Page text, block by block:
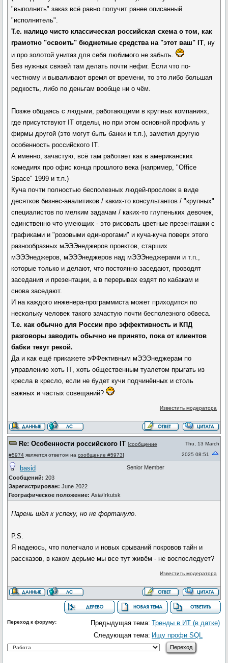
"выполнить" заказ всё равно получит ранее описанный
"исполнитель".
Т.е. налицо чисто классическая российская схема о том, как
грамотно "освоить" бюджетные средства на "этот ваш" IT, ну
и про золотой унитаз для себя любимого не забыть.
Без нужных связей там делать почти нефиг. Если что по-
честному и вываливают время от времени, то это либо большая
редкость, либо по деньгам вообще ни о чём.
Позже общаясь с людьми, работающими в крупных компаниях,
где присутствуют IT отделы, но при этом основной профиль у
фирмы другой (это могут быть банки и т.п.), заметил другую
особенность российского IT.
А именно, зачастую, всё там работает как в американских
комедиях про офис конца прошлого века (например, "Office
Space" 1999 и т.п.)
Куча почти полностью бесполезных людей-прослоек в виде
десятков бизнес-аналитиков / каких-то консультантов / "крупных"
специалистов по мелким задачам / каких-то глупеньких девочек,
единственно что умеющих - это рисовать цветные презенташки с
графиками и "розовыми единорогами" и куча-куча поверх этого
разнообразных мЭЭЭнеджеров проектов, старших
мЭЭЭнеджеров, мЭЭЭнеджеров над мЭЭЭнеджерами и т.п.,
которые только и делают, что постоянно заседают, проводят
заседания и презентации, а в перерывах ездят по кабакам и
снова заседают.
И на каждого инженера-программиста может приходится по
нескольку человек такого зачастую почти бесполезного обвеса.
Т.е. как обычно для России про эффективность и КПД
разговоры заводить обычно не принято, пока от клиентов
бабки текут рекой.
Да и как ещё прикажете эФФективным мЭЭЭнеджерам по
управлению хоть IT, хоть общественным туалетом прыгать из
кресла в кресло, если не будет кучи подчинённых и столь
важных и частых совещаний?
Известить модератора
Re: Особенности российского IT [сообщение
#5974 является ответом на сообщение #5973]
Thu, 13 March
2025 08:51
basid
Сообщений: 203
Зарегистрирован: June 2022
Географическое положение: Asia/Irkutsk
Senior Member
Парень шёл к успеху, но не фортануло.
P.S.
Я надеюсь, что полегчало и новых срываний покровов тайн и
рассказов, в каком дерьме мы все тут живём - не воспоследует?
Известить модератора
Предыдущая тема: Тренды в ИТ (в датке)
Следующая тема: Ищу профи SQL
Переход к форуму: